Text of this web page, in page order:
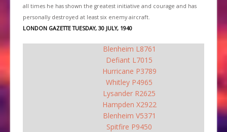
all times he has shown the greatest initiative and courage and has
personally destroyed at least six enemy aircraft.
LONDON GAZETTE TUESDAY, 30 JULY, 1940
Blenheim L8761
Defiant L7015
Hurricane P3789
Whitley P4965
Lysander R2625
Hampden X2922
Blenheim V5371
Spitfire P9450